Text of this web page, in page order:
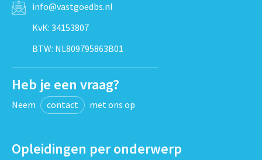
info@vastgoedbs.nl
KvK: 34153807
BTW: NL809795863B01
Heb je een vraag?
Neem contact met ons op
Opleidingen per onderwerp